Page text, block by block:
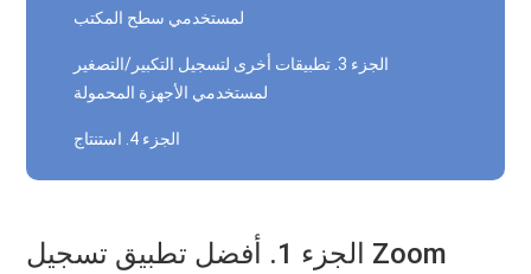
لمستخدمي سطح المكتب
الجزء 3. تطبيقات أخرى لتسجيل التكبير/التصغير
لمستخدمي الأجهزة المحمولة
الجزء 4. استنتاج
الجزء 1. أفضل تطبيق تسجيل Zoom